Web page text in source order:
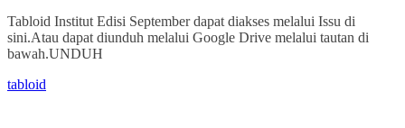
Tabloid Institut Edisi September dapat diakses melalui Issu di
sini.Atau dapat diunduh melalui Google Drive melalui tautan di
bawah.UNDUH
tabloid